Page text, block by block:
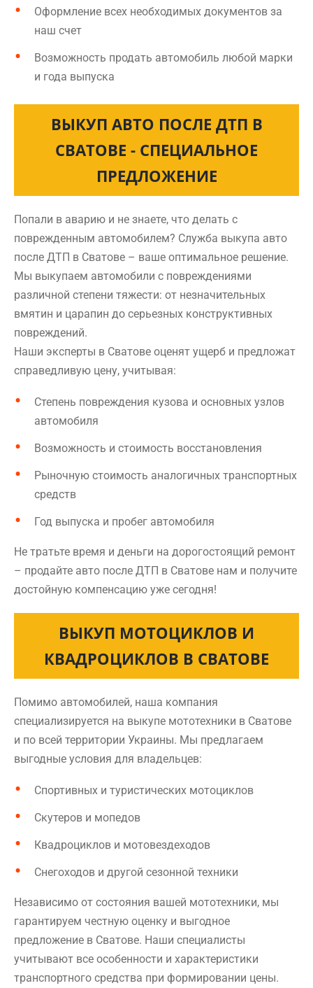
Оформление всех необходимых документов за
наш счет
Возможность продать автомобиль любой марки
и года выпуска
ВЫКУП АВТО ПОСЛЕ ДТП В
СВАТОВЕ - СПЕЦИАЛЬНОЕ
ПРЕДЛОЖЕНИЕ
Попали в аварию и не знаете, что делать с
поврежденным автомобилем? Служба выкупа авто
после ДТП в Сватове – ваше оптимальное решение.
Мы выкупаем автомобили с повреждениями
различной степени тяжести: от незначительных
вмятин и царапин до серьезных конструктивных
повреждений.
Наши эксперты в Сватове оценят ущерб и предложат
справедливую цену, учитывая:
Степень повреждения кузова и основных узлов
автомобиля
Возможность и стоимость восстановления
Рыночную стоимость аналогичных транспортных
средств
Год выпуска и пробег автомобиля
Не тратьте время и деньги на дорогостоящий ремонт
– продайте авто после ДТП в Сватове нам и получите
достойную компенсацию уже сегодня!
ВЫКУП МОТОЦИКЛОВ И
КВАДРОЦИКЛОВ В СВАТОВЕ
Помимо автомобилей, наша компания
специализируется на выкупе мототехники в Сватове
и по всей территории Украины. Мы предлагаем
выгодные условия для владельцев:
Спортивных и туристических мотоциклов
Скутеров и мопедов
Квадроциклов и мотовездеходов
Снегоходов и другой сезонной техники
Независимо от состояния вашей мототехники, мы
гарантируем честную оценку и выгодное
предложение в Сватове. Наши специалисты
учитывают все особенности и характеристики
транспортного средства при формировании цены.